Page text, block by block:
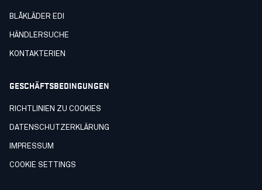
BLÅKLÄDER EDI
HÄNDLERSUCHE
KONTAKTERIEN
GESCHÄFTSBEDINGUNGEN
RICHTLINIEN ZU COOKIES
DATENSCHUTZERKLÄRUNG
IMPRESSUM
COOKIE SETTINGS